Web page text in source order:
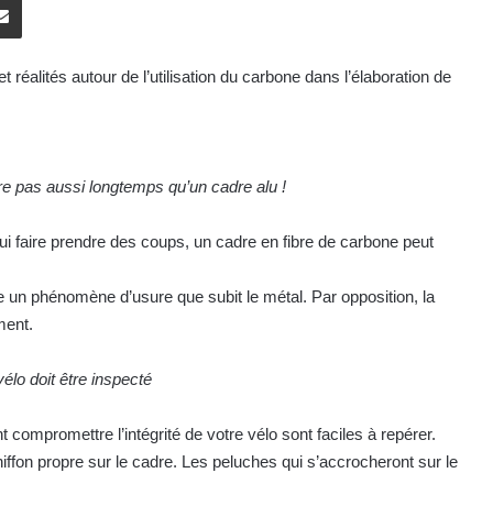
autour de l’utilisation du carbone dans l’élaboration de
pas aussi longtemps qu’un cadre alu !
faire prendre des coups, un cadre en fibre de carbone peut
phénomène d’usure que subit le métal. Par opposition, la
doit être inspecté
l’intégrité de votre vélo sont faciles à repérer.
propre sur le cadre. Les peluches qui s’accrocheront sur le